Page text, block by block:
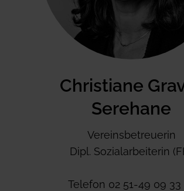
Christiane
Serehane
Vereinsbetreuerin
Dipl. Sozialarbeiterin
Telefon 02 51-49 09 33